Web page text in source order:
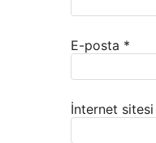
E-posta *
İnternet sitesi